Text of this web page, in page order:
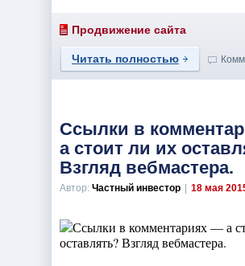
Продвижение сайта
Читать полностью
Ссылки в
а стоит ли их
Взгляд вебмастера.
Автор: Частный инвестор 18 мая